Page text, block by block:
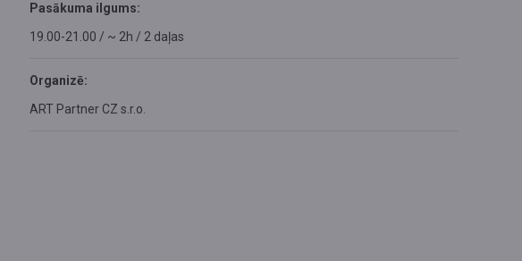
Pasākuma ilgums:
19.00-21.00 / ~ 2h / 2 daļas
Organizē:
ART Partner CZ s.r.o.